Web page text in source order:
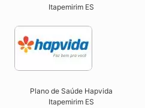
Itapemirim ES​
Plano de Saúde Hapvida
Itapemirim ES​